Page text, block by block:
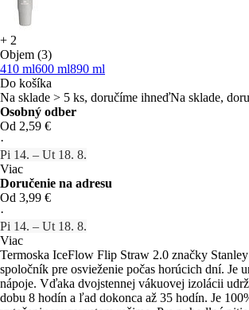
+ 2
Objem (3)
410 ml600 ml890 ml
Do košíka
Na sklade > 5 ks, doručíme ihneďNa sklade,
Osobný odber
Od 2,59 €
·
Pi 14. – Ut 18. 8.
Viac
Doručenie na adresu
Od 3,99 €
·
Pi 14. – Ut 18. 8.
Viac
Termoska IceFlow Flip Straw 2.0 značky
spoločník pre osvieženie počas horúcich dní. Je
nápoje. Vďaka dvojstennej vákuovej izolácii
dobu 8 hodín a ľad dokonca až 35 hodín. Je